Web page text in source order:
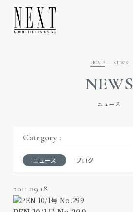
HOME NEWS
NEWS
ニュース
Category :
ニュース ブログ
2011.09.18